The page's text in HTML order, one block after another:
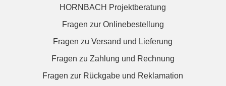
HORNBACH Projektberatung
Fragen zur Onlinebestellung
Fragen zu Versand und Lieferung
Fragen zu Zahlung und Rechnung
Fragen zur Rückgabe und Reklamation